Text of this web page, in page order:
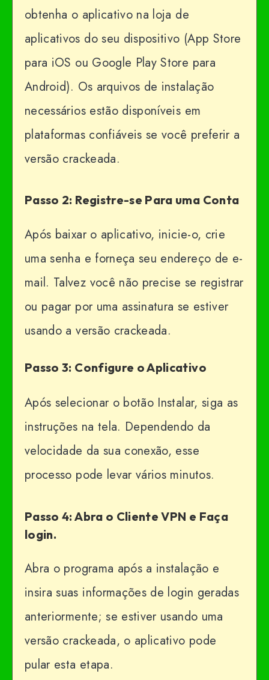
obtenha o aplicativo na loja de
aplicativos do seu dispositivo (App Store
para iOS ou Google Play Store para
Android). Os arquivos de instalação
necessários estão disponíveis em
plataformas confiáveis ​​se você preferir a
versão crackeada.
Passo 2: Registre-se Para uma Conta
Após baixar o aplicativo, inicie-o, crie
uma senha e forneça seu endereço de e-
mail. Talvez você não precise se registrar
ou pagar por uma assinatura se estiver
usando a versão crackeada.
Passo 3: Configure o Aplicativo
Após selecionar o botão Instalar, siga as
instruções na tela. Dependendo da
velocidade da sua conexão, esse
processo pode levar vários minutos.
Passo 4: Abra o Cliente VPN e Faça
login.
Abra o programa após a instalação e
insira suas informações de login geradas
anteriormente; se estiver usando uma
versão crackeada, o aplicativo pode
pular esta etapa.